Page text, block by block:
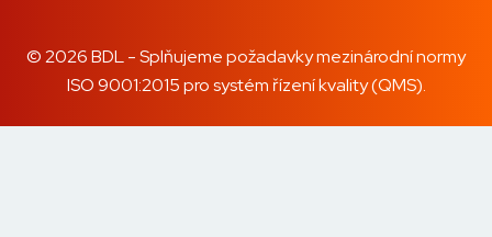
© 2026 BDL - Splňujeme požadavky mezinárodní normy
ISO 9001:2015 pro systém řízení kvality (QMS).